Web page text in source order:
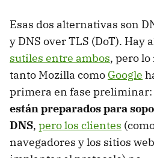
Esas dos alternativas son
y DNS over TLS (DoT). Hay
sutiles entre ambos, pero
tanto Mozilla como Google
primera en fase preliminar:
están preparados para
DNS, pero los clientes
navegadores y los sitios